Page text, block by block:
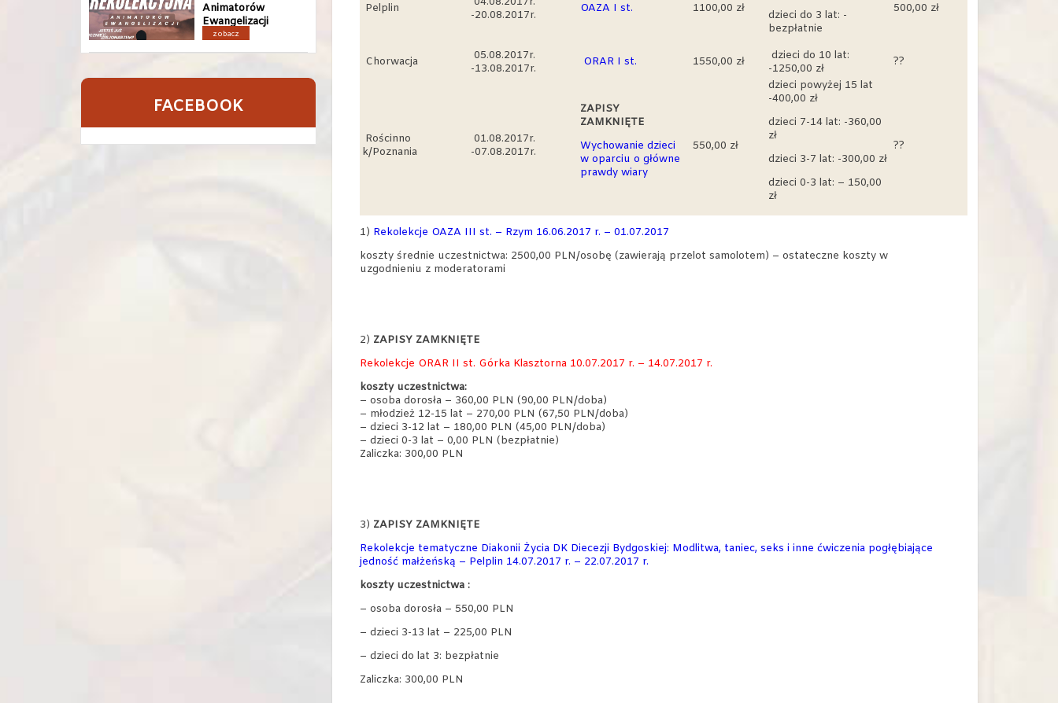
Pelplin
-20.08.2017r.
OAZA I st. 1100,00 zł
dzieci do 3 lat: -
bezpłatnie
500,00 zł
Chorwacja
05.08.2017r.
-13.08.2017r.
ORAR I st. 1550,00 zł
dzieci do 10 lat:
-1250,00 zł
??
Rościnno
k/Poznania
01.08.2017r.
-07.08.2017r.
ZAPISY
ZAMKNIĘTE
Wychowanie dzieci
w oparciu o główne
prawdy wiary
550,00 zł
dzieci powyżej 15 lat
-400,00 zł
dzieci 7-14 lat: -360,00
zł
dzieci 3-7 lat: -300,00 zł
dzieci 0-3 lat: – 150,00
zł
??
1) Rekolekcje OAZA III st. – Rzym 16.06.2017 r. – 01.07.2017
koszty średnie uczestnictwa: 2500,00 PLN/osobę (zawierają przelot samolotem) – ostateczne koszty w
uzgodnieniu z moderatorami
2) ZAPISY ZAMKNIĘTE
Rekolekcje ORAR II st. Górka Klasztorna 10.07.2017 r. – 14.07.2017 r.
koszty uczestnictwa:
– osoba dorosła – 360,00 PLN (90,00 PLN/doba)
– młodzież 12-15 lat – 270,00 PLN (67,50 PLN/doba)
– dzieci 3-12 lat – 180,00 PLN (45,00 PLN/doba)
– dzieci 0-3 lat – 0,00 PLN (bezpłatnie)
Zaliczka: 300,00 PLN
3) ZAPISY ZAMKNIĘTE
Rekolekcje tematyczne Diakonii Życia DK Diecezji Bydgoskiej: Modlitwa, taniec, seks i inne ćwiczenia pogłębiające
jedność małżeńską – Pelplin 14.07.2017 r. – 22.07.2017 r.
koszty uczestnictwa :
– osoba dorosła – 550,00 PLN
– dzieci 3-13 lat – 225,00 PLN
– dzieci do lat 3: bezpłatnie
Zaliczka: 300,00 PLN
Animatorów
Ewangelizacji
zobacz
FACEBOOK